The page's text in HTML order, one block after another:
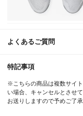
よくあるご質問
特記事項
※こちらの商品は複数サイ
い場合、キャンセルとさせ
お送りしますので予めご了承